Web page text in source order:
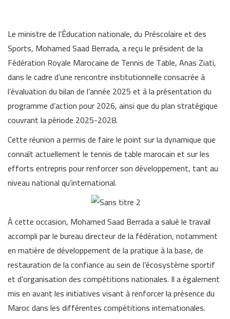
Le ministre de l’Éducation nationale, du Préscolaire et des
Sports, Mohamed Saad Berrada, a reçu le président de la
Fédération Royale Marocaine de Tennis de Table, Anas Ziati,
dans le cadre d’une rencontre institutionnelle consacrée à
l’évaluation du bilan de l’année 2025 et à la présentation du
programme d’action pour 2026, ainsi que du plan stratégique
couvrant la période 2025-2028.
Cette réunion a permis de faire le point sur la dynamique que
connaît actuellement le tennis de table marocain et sur les
efforts entrepris pour renforcer son développement, tant au
niveau national qu’international.
À cette occasion, Mohamed Saad Berrada a salué le travail
accompli par le bureau directeur de la fédération, notamment
en matière de développement de la pratique à la base, de
restauration de la confiance au sein de l’écosystème sportif
et d’organisation des compétitions nationales. Il a également
mis en avant les initiatives visant à renforcer la présence du
Maroc dans les différentes compétitions internationales.